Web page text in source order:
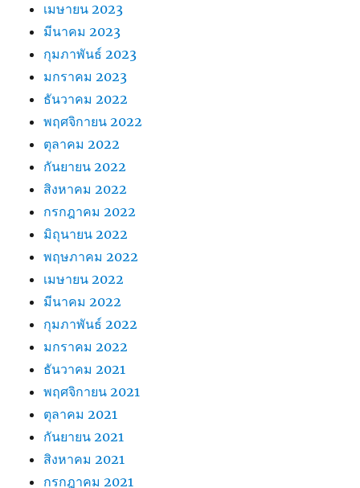
เมษายน 2023
มีนาคม 2023
กุมภาพันธ์ 2023
มกราคม 2023
ธันวาคม 2022
พฤศจิกายน 2022
ตุลาคม 2022
กันยายน 2022
สิงหาคม 2022
กรกฎาคม 2022
มิถุนายน 2022
พฤษภาคม 2022
เมษายน 2022
มีนาคม 2022
กุมภาพันธ์ 2022
มกราคม 2022
ธันวาคม 2021
พฤศจิกายน 2021
ตุลาคม 2021
กันยายน 2021
สิงหาคม 2021
กรกฎาคม 2021